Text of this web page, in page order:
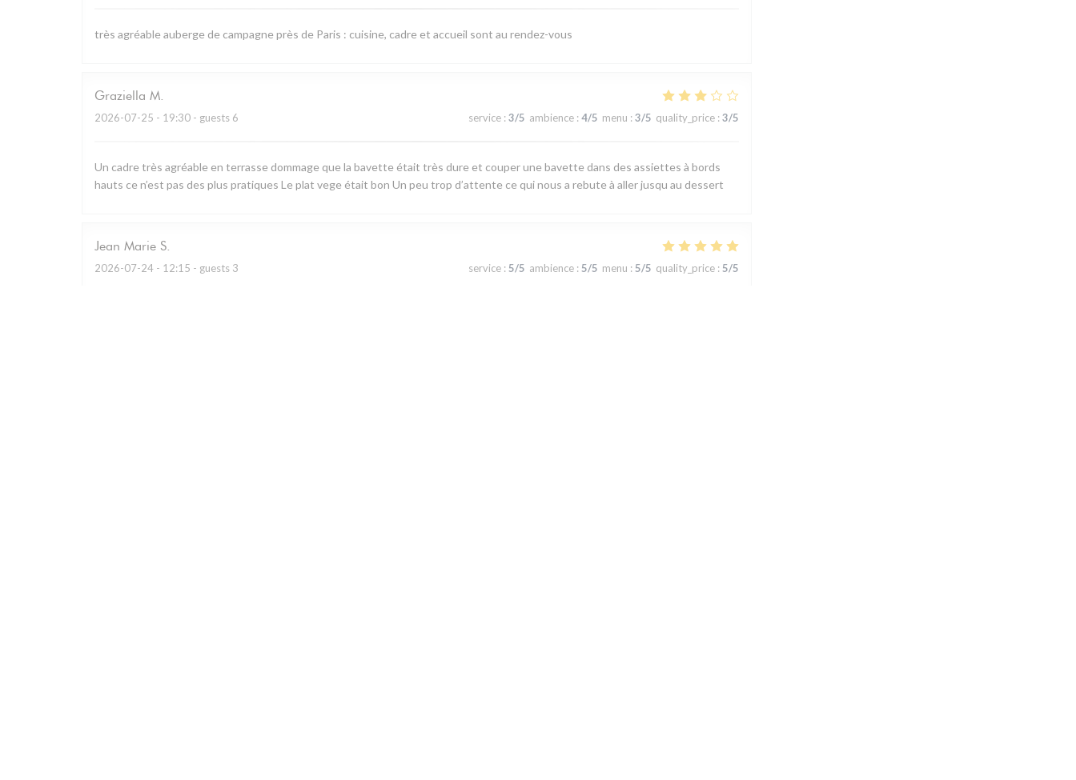
très agréable auberge de campagne près de Paris : cuisine, cadre et accueil sont au rendez-vous
Graziella M
2026-07-25 - 19:30 - guests 6 service : 3/5 ambience : 4/5 menu : 3/5 quality_price : 3/5
Un cadre très agréable en terrasse dommage que la bavette était très dure et couper une bavette dans des assiettes à bords
hauts ce n’est pas des plus pratiques Le plat vege était bon Un peu trop d’attente ce qui nous a rebute à aller jusqu au dessert
Jean Marie S
2026-07-24 - 12:15 - guests 3 service : 5/5 ambience : 5/5 menu : 5/5 quality_price : 5/5